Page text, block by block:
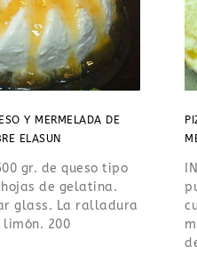
Y MERMELADA DE
ELASUN
500 gr. de queso tipo
de gelatina.
glass. La ralladura
limón. 200